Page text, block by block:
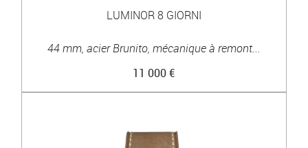
LUMINOR 8 GIORNI
44 mm, acier Brunito, mécanique à remont...
11 000 €